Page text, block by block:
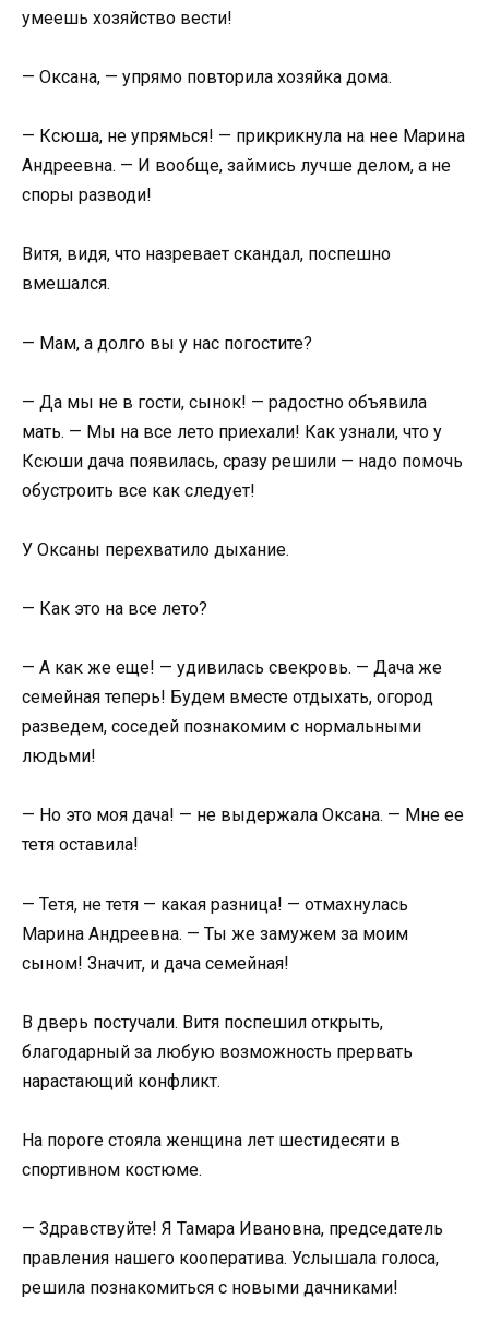
умеешь хозяйство вести!
— Оксана, — упрямо повторила хозяйка дома.
— Ксюша, не упрямься! — прикрикнула на нее Марина
Андреевна. — И вообще, займись лучше делом, а не
споры разводи!
Витя, видя, что назревает скандал, поспешно
вмешался.
— Мам, а долго вы у нас погостите?
— Да мы не в гости, сынок! — радостно объявила
мать. — Мы на все лето приехали! Как узнали, что у
Ксюши дача появилась, сразу решили — надо помочь
обустроить все как следует!
У Оксаны перехватило дыхание.
— Как это на все лето?
— А как же еще! — удивилась свекровь. — Дача же
семейная теперь! Будем вместе отдыхать, огород
разведем, соседей познакомим с нормальными
людьми!
— Но это моя дача! — не выдержала Оксана. — Мне ее
тетя оставила!
— Тетя, не тетя — какая разница! — отмахнулась
Марина Андреевна. — Ты же замужем за моим
сыном! Значит, и дача семейная!
В дверь постучали. Витя поспешил открыть,
благодарный за любую возможность прервать
нарастающий конфликт.
На пороге стояла женщина лет шестидесяти в
спортивном костюме.
— Здравствуйте! Я Тамара Ивановна, председатель
правления нашего кооператива. Услышала голоса,
решила познакомиться с новыми дачниками!